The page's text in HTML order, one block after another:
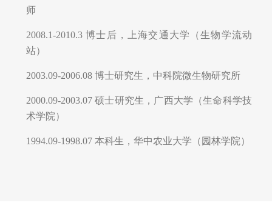
师
2008.1-2010.3 博士后，上海交通大学（生物学流动
站）
2003.09-2006.08 博士研究生，中科院微生物研究所
2000.09-2003.07 硕士研究生，广西大学（生命科学技
术学院）
1994.09-1998.07 本科生，华中农业大学（园林学院）